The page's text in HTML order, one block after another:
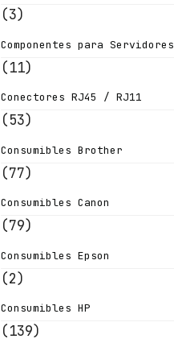
(3)
Componentes para Servidores
(11)
Conectores RJ45 / RJ11
(53)
Consumibles Brother
(77)
Consumibles Canon
(79)
Consumibles Epson
(2)
Consumibles HP
(139)